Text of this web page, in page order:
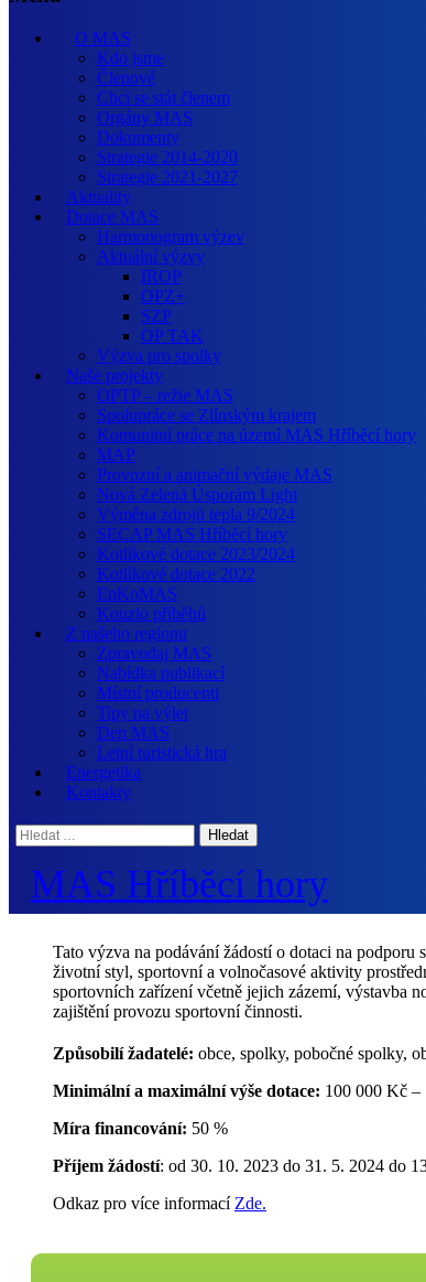
O MAS
Kdo jsme
Členové
Chci se stát členem
Orgány MAS
Dokumenty
Strategie 2014-2020
Strategie 2021-2027
Aktuality
Dotace MAS
Harmonogram výzev
Aktuální výzvy
IROP
OPZ+
SZP
OP TAK
Výzva pro spolky
Naše projekty
OPTP – režie MAS
Spolupráce se Zlínským krajem
Komunitní práce na území MAS Hříběcí hory
MAP
Provozní a animační výdaje MAS
Nová Zelená Úsporám Light
Výměna zdrojů tepla 9/2024
SECAP MAS Hříběcí hory
Kotlíkové dotace 2023/2024
Kotlíkové dotace 2022
EnKoMAS
Kouzlo příběhů
Z našeho regionu
Zpravodaj MAS
Nabídka publikací
Místní producenti
Tipy na výlet
Den MAS
Letní turistická hra
Energetika
Kontakty
Hledat:
MAS Hříběcí hory
Tato výzva na podávání žádostí o dotaci na
životní styl, sportovní a volnočasové aktivity
sportovních zařízení včetně jejich zázemí, výstavba
zajištění provozu sportovní činnosti.
Způsobilí žadatelé: obce, spolky, pobočné spolky,
Minimální a maximální výše dotace: 100 000 Kč
Míra financování: 50 %
Příjem žádostí: od 30. 10. 2023 do 31. 5. 2024 do
Odkaz pro více informací Zde.